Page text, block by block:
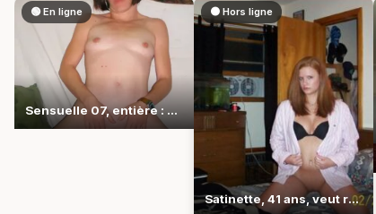
🟢 En ligne
Sensuelle 07, entière : elle assume ses envies brûlantes
⚫ Hors ligne
Satinette, 41 ans, veut rallumer la flamme et vibrer